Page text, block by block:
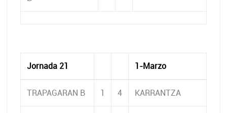
Jornada 21 1-Marzo
TRAPAGARAN B 1 4 KARRANTZA